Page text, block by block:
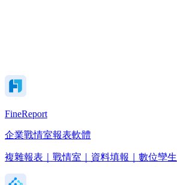
FineReport
企業戰情室報表軟體
複雜報表｜戰情室｜資料填報｜數位孿生